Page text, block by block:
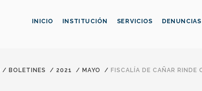
INICIO INSTITUCIÓN SERVICIOS DENUNCIAS
/ BOLETINES / 2021 / MAYO / FISCALÍA DE CAÑAR RINDE